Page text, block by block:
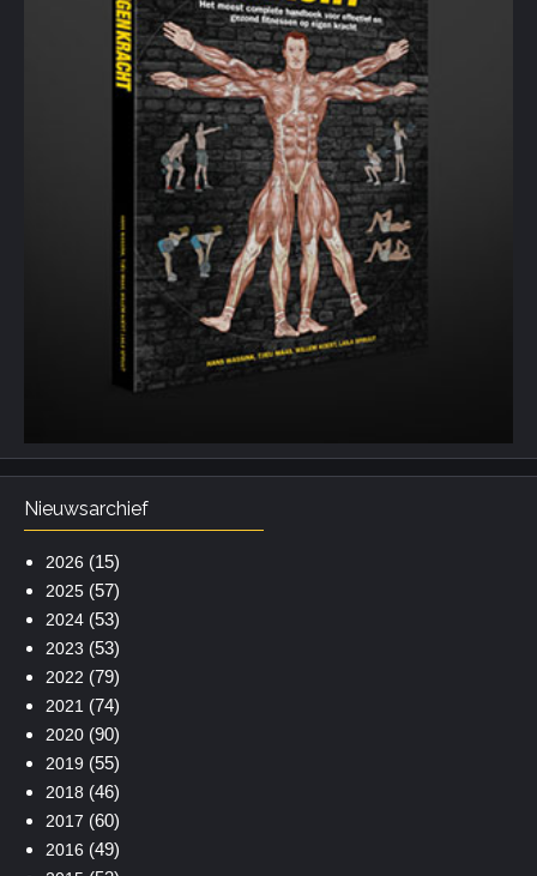
Nieuwsarchief
2026 (15)
2025(57)
2024(53)
2023 (53)
2022 (79)
2021 (74)
2020(90)
2019 (55)
2018 (46)
2017 (60)
2016 (49)